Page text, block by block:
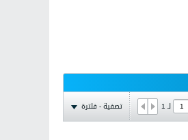
لـ1 تصفية - فلترة